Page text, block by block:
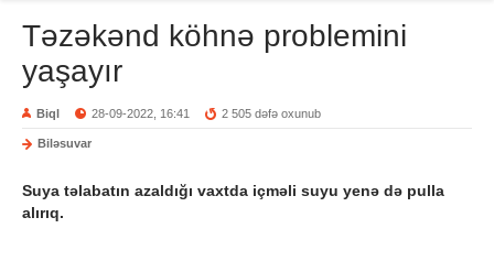
Təzəkənd köhnə problemini
yaşayır
Biql 28-09-2022, 16:41 2 505 dəfə oxunub
Biləsuvar
Suya təlabatın azaldığı vaxtda içməli suyu yenə də pulla
alırıq.